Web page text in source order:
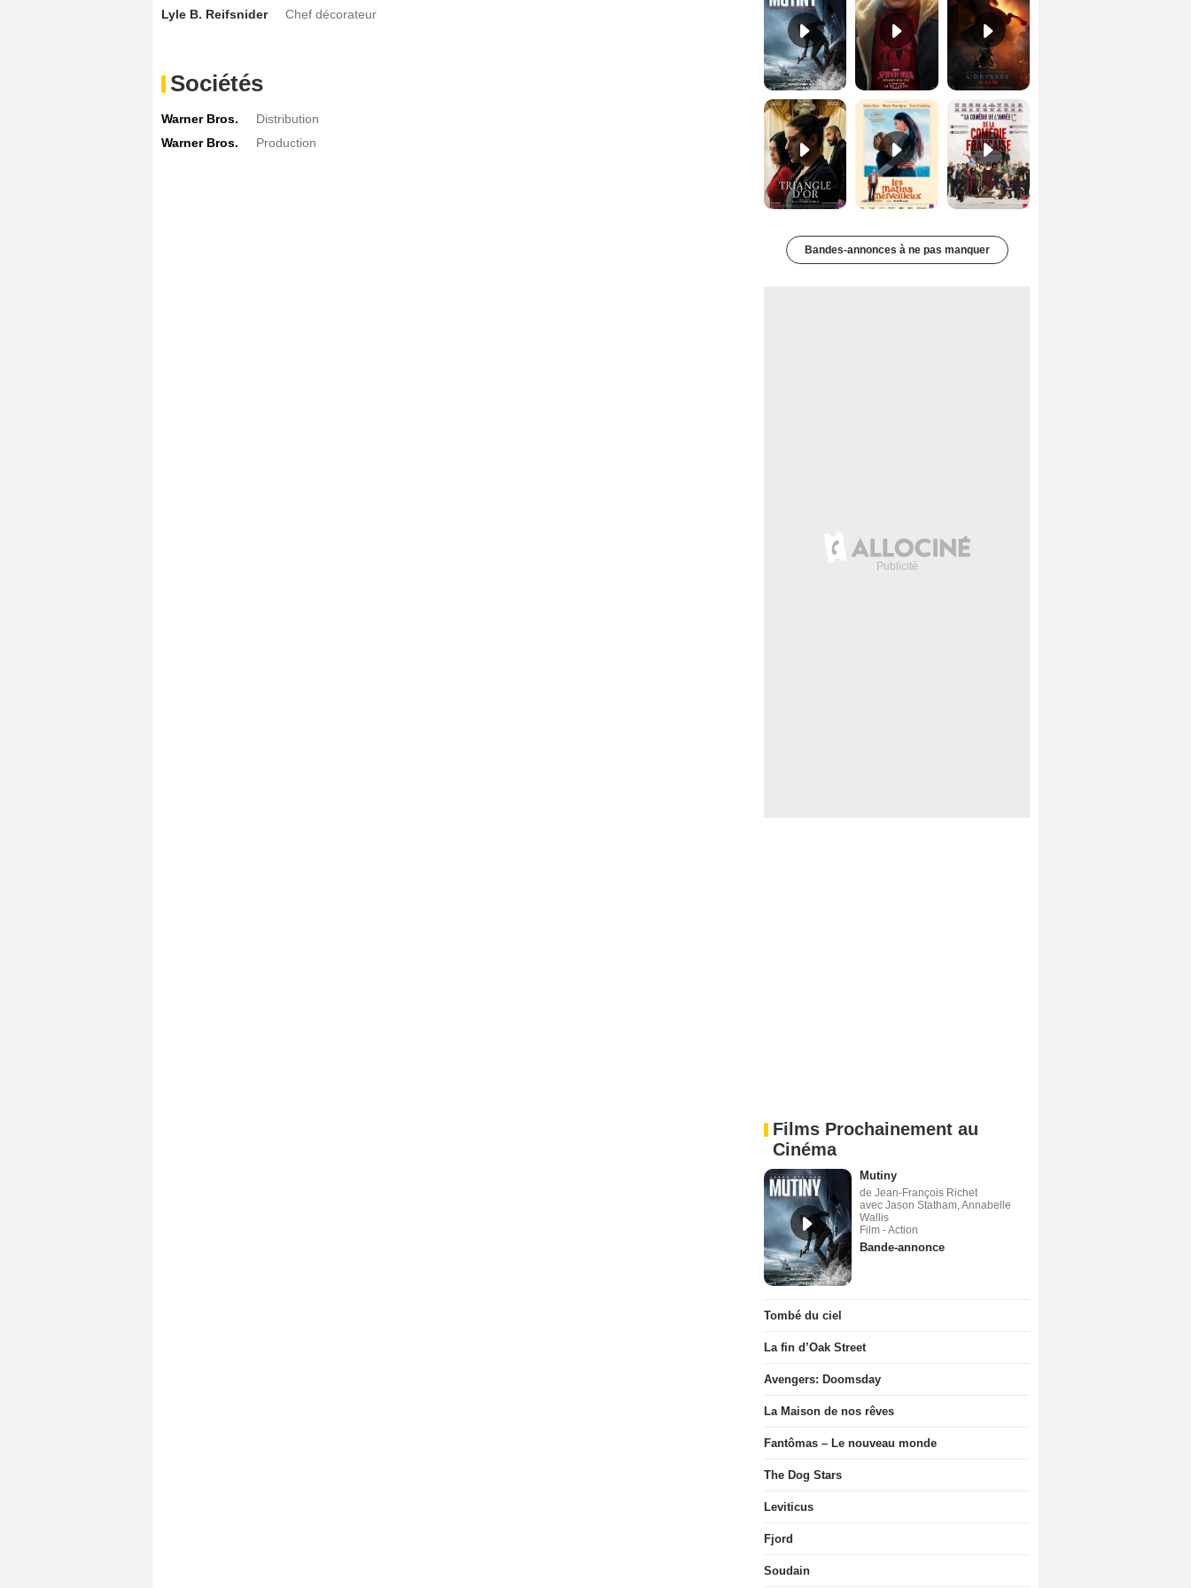
Lyle B. Reifsnider
Chef décorateur
Sociétés
Warner Bros.
Distribution
Warner Bros.
Production
Le Triangle d'or Bande-annonce VF De la Comédie-Française Teaser VF
Bandes-annonces à ne pas manquer
Films Prochainement au
Cinéma
Mutiny
de Jean-François Richet
avec Jason Statham, Annabelle
Wallis
Film - Action
Bande-annonce
Tombé du ciel
La fin d’Oak Street
Avengers: Doomsday
La Maison de nos rêves
Fantômas – Le nouveau monde
The Dog Stars
Leviticus
Fjord
Soudain